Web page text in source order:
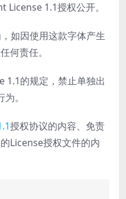
License 1.1授权公开。
如因使用这款字体产生
何责任。
1.1的规定，禁止单独出
。
授权协议的内容、免责
License授权文件的内